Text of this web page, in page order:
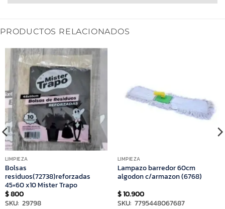
PRODUCTOS RELACIONADOS
LIMPIEZA
Bolsas
residuos(72738)reforzadas
45×60 x10 Mister Trapo
$800
SKU: 29798
LIMPIEZA
Lampazo barredor 60cm
algodon c/armazon (6768)
$10.900
SKU: 7795448067687